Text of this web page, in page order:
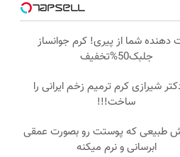
دهنده شما از پیری! کرم جوانساز
جلبک50%تخفیف
شیرازی کرم ترمیم زخم ایرانی را
ساخت!!!
طبیعی که پوستت رو بصورت عمقی
ابرسانی و نرم میکنه